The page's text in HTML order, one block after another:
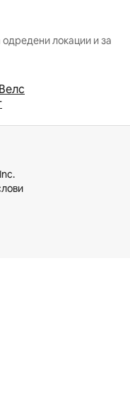
локации и за